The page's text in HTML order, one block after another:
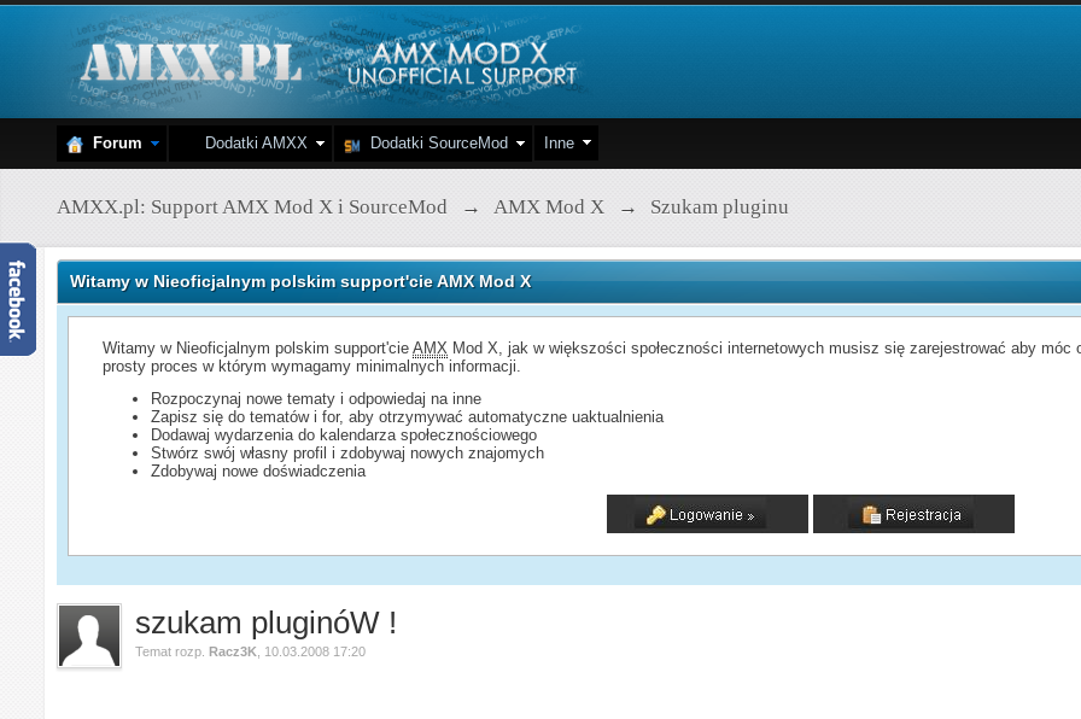
Forum Dodatki AMXX Dodatki SourceMod Inne
AMXX.pl: Support AMX Mod X i SourceMod → AMX Mod X → Szukam pluginu
Witamy w Nieoficjalnym polskim support'cie AMX Mod X
Witamy w Nieoficjalnym polskim support'cieAMX Mod X, jak w większości społeczności internetowych musisz się zarejestrować aby
prosty proces w którym wymagamy minimalnych informacji.
Rozpoczynaj nowe tematy i odpowiedaj na inne
Zapisz się do tematów i for, aby otrzymywać automatyczne uaktualnienia
Dodawaj wydarzenia do kalendarza społecznościowego
Stwórz swój własny profil i zdobywaj nowych znajomych
Zdobywaj nowe doświadczenia
szukam pluginóW !
Temat rozp.Racz3K 10.03.2008 17:20